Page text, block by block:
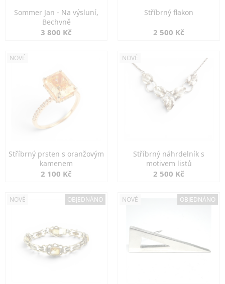
Sommer Jan - Na výsluní,
Bechyně
3 800 Kč
Stříbrný flakon
2 500 Kč
NOVÉ
Stříbrný prsten s oranžovým
kamenem
2 100 Kč
NOVÉ
Stříbrný náhrdelník s
motivem listů
2 500 Kč
NOVÉ OBJEDNÁNO NOVÉ OBJEDNÁNO